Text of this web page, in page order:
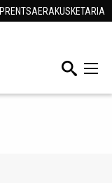
PRENTSAERAKUSKETARIA